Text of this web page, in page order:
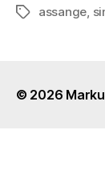
Tagsassange
© 2026